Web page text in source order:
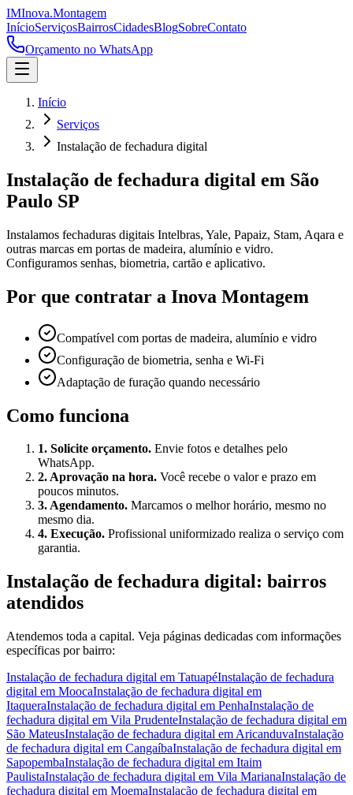
IMInova.Montagem
InícioServiçosBairrosCidadesBlogSobreContato
Orçamento no WhatsApp
Início
Serviços
Instalação de fechadura digital
Instalação de fechadura digital em São
Paulo SP
Instalamos fechaduras digitais Intelbras, Yale, Papaiz, Stam, Aqara e
outras marcas em portas de madeira, alumínio e vidro.
Configuramos senhas, biometria, cartão e aplicativo.
Por que contratar a Inova Montagem
Compatível com portas de madeira, alumínio e vidro
Configuração de biometria, senha e Wi-Fi
Adaptação de furação quando necessário
Como funciona
1. Solicite orçamento. Envie fotos e detalhes pelo
WhatsApp.
2. Aprovação na hora. Você recebe o valor e prazo em
poucos minutos.
3. Agendamento. Marcamos o melhor horário, mesmo no
mesmo dia.
4. Execução. Profissional uniformizado realiza o serviço com
garantia.
Instalação de fechadura digital: bairros
atendidos
Atendemos toda a capital. Veja páginas dedicadas com informações
específicas por bairro:
Instalação de fechadura digital em TatuapéInstalação de fechadura
digital em MoocaInstalação de fechadura digital em
ItaqueraInstalação de fechadura digital em PenhaInstalação de
fechadura digital em Vila PrudenteInstalação de fechadura digital em
São MateusInstalação de fechadura digital em AricanduvaInstalação
de fechadura digital em CangaíbaInstalação de fechadura digital em
SapopembaInstalação de fechadura digital em Itaim
PaulistaInstalação de fechadura digital em Vila MarianaInstalação de
fechadura digital em MoemaInstalação de fechadura digital em